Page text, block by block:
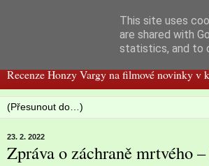
Recenze Honzy Vargy na filmové novinky v
23. 2. 2022
Zpráva o záchraně mrtvého
This site uses
are shared with
statistics, and to